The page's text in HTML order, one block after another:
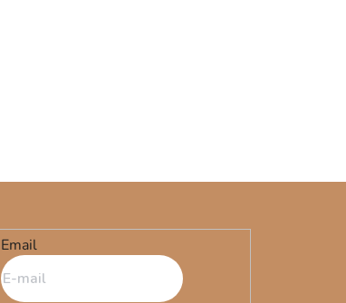
Email